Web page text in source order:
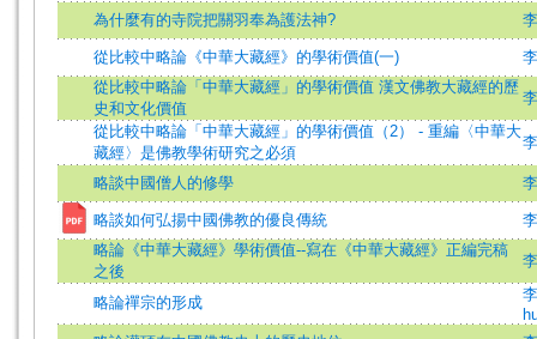
為什麼有的寺院把關羽奉為護法神?
從比較中略論《中華大藏經》的學術價值(一)
從比較中略論「中華大藏經」的學術價值 漢文佛教大藏經的歷
史和文化價值
從比較中略論「中華大藏經」的學術價值（2） - 重編〈中華大
藏經〉是佛教學術研究之必須
略談中國僧人的修學
略談如何弘揚中國佛教的優良傳統
略論《中華大藏經》學術價值--寫在《中華大藏經》正編完稿
之後
略論禪宗的形成